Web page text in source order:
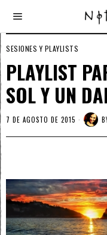
SESIONES Y PLAYLISTS
PLAYLIST
SOL Y UN
7 DE AGOSTO DE 2015